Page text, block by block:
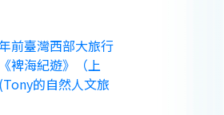
前臺灣西部大旅行
裨海紀遊》（上
的自然人文旅